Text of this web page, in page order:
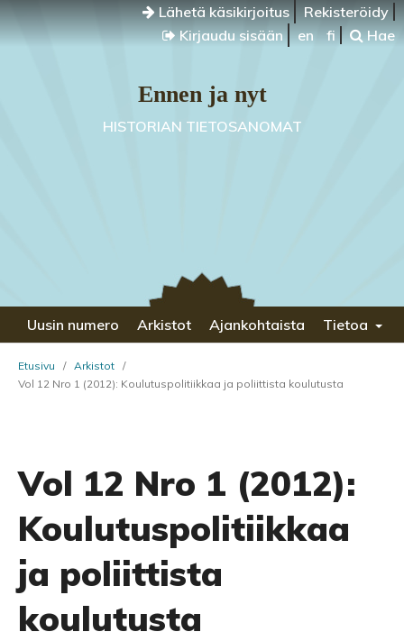
Lähetä käsikirjoitus
Rekisteröidy
Kirjaudu sisään
en fi Hae
Ennen ja nyt
HISTORIAN TIETOSANOMAT
Uusin numero Arkistot Ajankohtaista Tietoa
Etusivu / Arkistot /
Vol 12 Nro 1 (2012): Koulutuspolitiikkaa ja poliittista koulutusta
Vol 12 Nro 1 (2012):
Koulutuspolitiikkaa
ja poliittista
koulutusta